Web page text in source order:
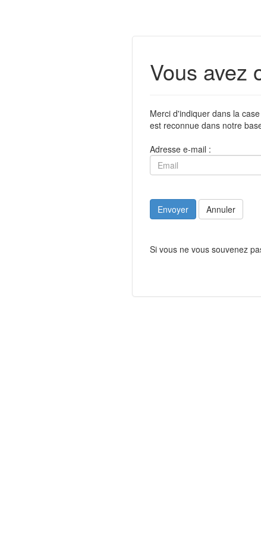
Vous avez
Merci d'indiquer dans la
est reconnue dans notre
Adresse e-mail :
Envoyer Annuler
Si vous ne vous souvenez